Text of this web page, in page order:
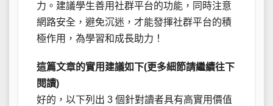
力。建議學生善用社群平台的功能，同時注意
網路安全，避免沉迷，才能發揮社群平台的積
極作用，為學習和成長助力！
這篇文章的實用建議如下(更多細節請繼續往下
閱讀)
好的，以下列出 3 個針對讀者具有高實用價值